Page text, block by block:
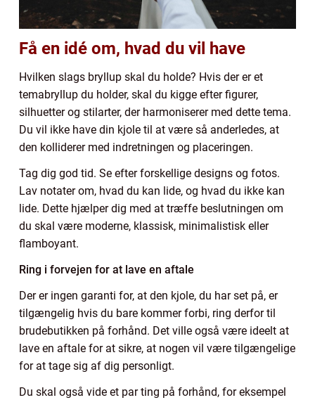
Få en idé om, hvad du vil have
Hvilken slags bryllup skal du holde? Hvis der er et
temabryllup du holder, skal du kigge efter figurer,
silhuetter og stilarter, der harmoniserer med dette tema.
Du vil ikke have din kjole til at være så anderledes, at
den kolliderer med indretningen og placeringen.
Tag dig god tid. Se efter forskellige designs og fotos.
Lav notater om, hvad du kan lide, og hvad du ikke kan
lide. Dette hjælper dig med at træffe beslutningen om
du skal være moderne, klassisk, minimalistisk eller
flamboyant.
Ring i forvejen for at lave en aftale
Der er ingen garanti for, at den kjole, du har set på, er
tilgængelig hvis du bare kommer forbi, ring derfor til
brudebutikken på forhånd. Det ville også være ideelt at
lave en aftale for at sikre, at nogen vil være tilgængelige
for at tage sig af dig personligt.
Du skal også vide et par ting på forhånd, for eksempel